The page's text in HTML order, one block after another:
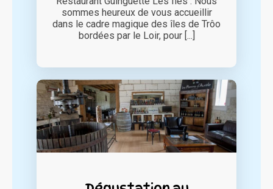
sommes heureux de vous accueillir
dans le cadre magique des îles de Trôo
bordées par le Loir, pour [...]